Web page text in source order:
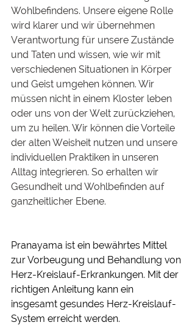
Wohlbefindens. Unsere eigene Rolle
wird klarer und wir übernehmen
Verantwortung für unsere Zustände
und Taten und wissen, wie wir mit
verschiedenen Situationen in Körper
und Geist umgehen können. Wir
müssen nicht in einem Kloster leben
oder uns von der Welt zurückziehen,
um zu heilen. Wir können die Vorteile
der alten Weisheit nutzen und unsere
individuellen Praktiken in unseren
Alltag integrieren. So erhalten wir
Gesundheit und Wohlbefinden auf
ganzheitlicher Ebene.
Pranayama ist ein bewährtes Mittel
zur Vorbeugung und Behandlung von
Herz-Kreislauf-Erkrankungen. Mit der
richtigen Anleitung kann ein
insgesamt gesundes Herz-Kreislauf-
System erreicht werden.